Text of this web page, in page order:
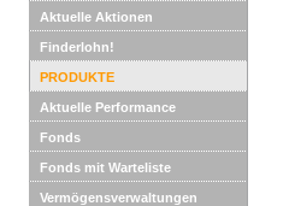
Aktuelle Aktionen
Finderlohn!
PRODUKTE
Aktuelle Performance
Fonds
Fonds mit Warteliste
Vermögensverwaltungen